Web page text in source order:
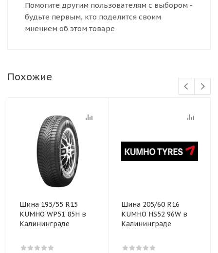
Помогите другим пользователям с выбором -
будьте первым, кто поделится своим
мнением об этом товаре
Похожие
Шина 195/55 R15
KUMHO WP51 85H в
Калининграде
Шина 205/60 R16
KUMHO HS52 96W в
Калининграде